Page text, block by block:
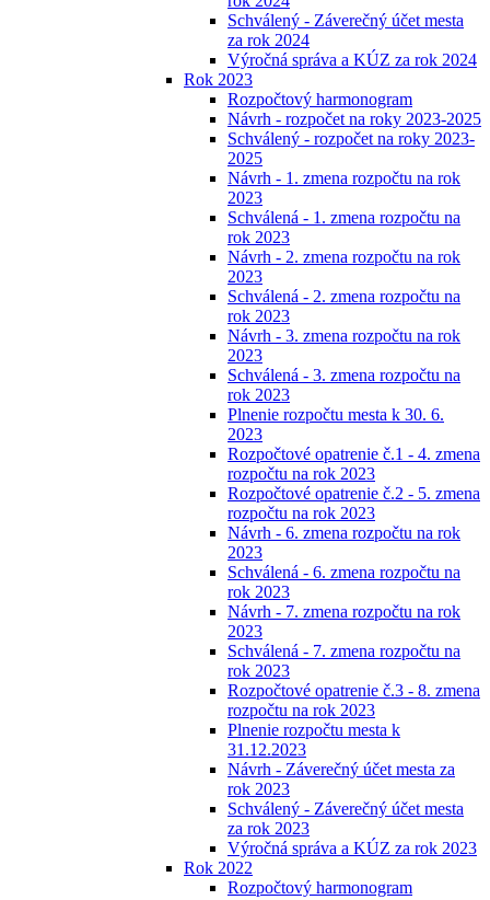
Schválený - Záverečný účet mesta
za rok 2024
Výročná správa a KÚZ za rok 2024
Rok 2023
Rozpočtový harmonogram
Návrh - rozpočet na roky 2023-2025
Schválený - rozpočet na roky 2023-
2025
Návrh - 1. zmena rozpočtu na rok
2023
Schválená - 1. zmena rozpočtu na
rok 2023
Návrh - 2. zmena rozpočtu na rok
2023
Schválená - 2. zmena rozpočtu na
rok 2023
Návrh - 3. zmena rozpočtu na rok
2023
Schválená - 3. zmena rozpočtu na
rok 2023
Plnenie rozpočtu mesta k 30. 6.
2023
Rozpočtové opatrenie č.1 - 4. zmena
rozpočtu na rok 2023
Rozpočtové opatrenie č.2 - 5. zmena
rozpočtu na rok 2023
Návrh - 6. zmena rozpočtu na rok
2023
Schválená - 6. zmena rozpočtu na
rok 2023
Návrh - 7. zmena rozpočtu na rok
2023
Schválená - 7. zmena rozpočtu na
rok 2023
Rozpočtové opatrenie č.3 - 8. zmena
rozpočtu na rok 2023
Plnenie rozpočtu mesta k
31.12.2023
Návrh - Záverečný účet mesta za
rok 2023
Schválený - Záverečný účet mesta
za rok 2023
Výročná správa a KÚZ za rok 2023
Rok 2022
Rozpočtový harmonogram